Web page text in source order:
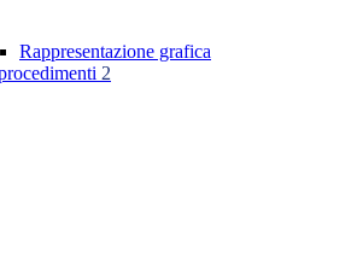
Rappresentazione grafica
2